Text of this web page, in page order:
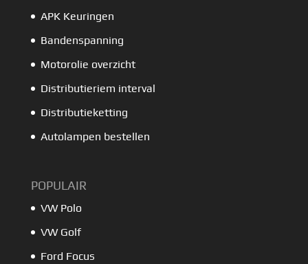
APK Keuringen
Bandenspanning
Motorolie overzicht
Distributieriem interval
Distributieketting
Autolampen bestellen
POPULAIR
VW Polo
VW Golf
Ford Focus